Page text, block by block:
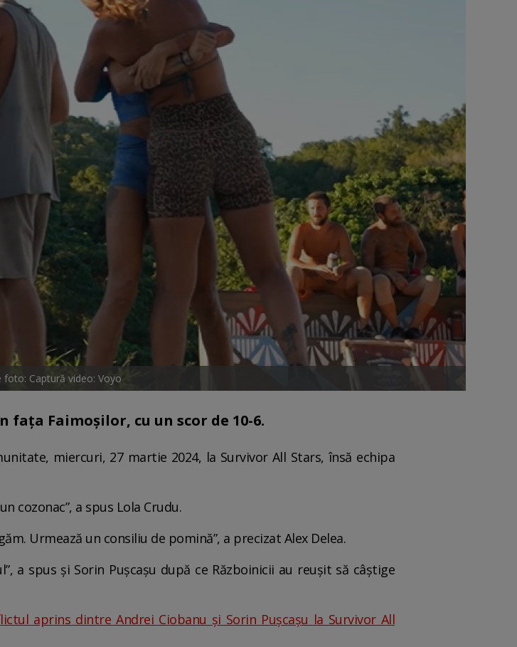
foto: Captură video: Voyo
Faimoșilor, cu un scor de 10-6.
miercuri, 27 martie 2024, la Survivor All Stars, însă echipa
cozonac”, a spus Lola Crudu.
Urmează un consiliu de pomină”, a precizat Alex Delea.
a spus și Sorin Pușcașu după ce Războinicii au reușit să câștige
aprins dintre Andrei Ciobanu și Sorin Pușcașu la Survivor All